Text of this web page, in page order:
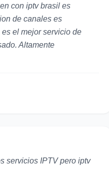
con iptv brasil es
de canales es
el mejor servicio de
Altamente
servicios IPTV pero iptv